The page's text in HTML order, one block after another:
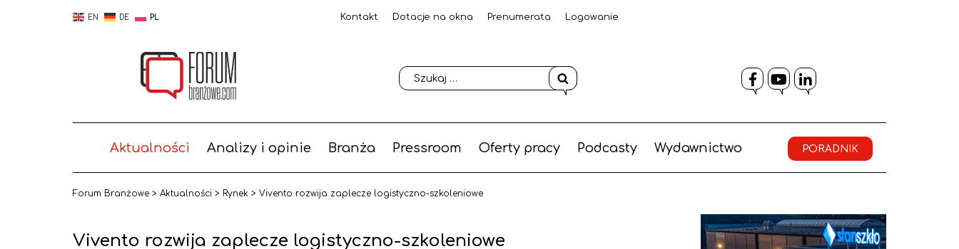
EN DE PL Kontakt Dotacje na okna Prenumerata Logowanie
Facebook
YouTube
LinkedIn
Aktualności Analizy i opinie Branża Pressroom Oferty pracy Podcasty Wydawnictwo PORADNIK
Forum Branżowe > Aktualności > Rynek > Vivento rozwija zaplecze logistyczno-szkoleniowe
Vivento rozwija zaplecze logistyczno-szkoleniowe